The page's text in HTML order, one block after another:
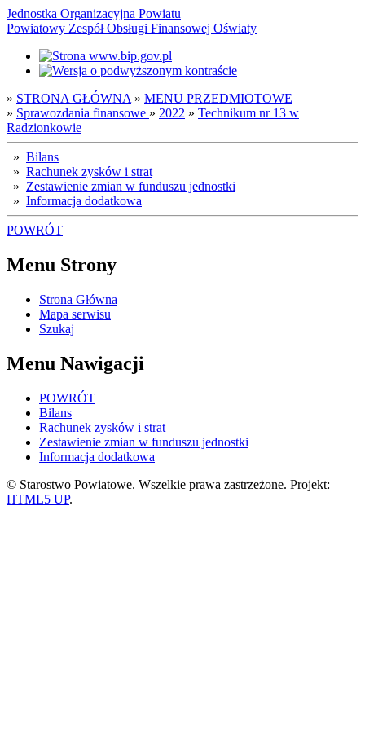
Jednostka Organizacyjna Powiatu
Powiatowy Zespół Obsługi Finansowej Oświaty
» STRONA GŁÓWNA » MENU PRZEDMIOTOWE
» Sprawozdania finansowe » 2022 » Technikum nr 13 w
Radzionkowie
» Bilans
» Rachunek zysków i strat
» Zestawienie zmian w funduszu jednostki
» Informacja dodatkowa
POWRÓT
Menu Strony
Strona Główna
Mapa serwisu
Szukaj
Menu Nawigacji
POWRÓT
Bilans
Rachunek zysków i strat
Zestawienie zmian w funduszu jednostki
Informacja dodatkowa
© Starostwo Powiatowe. Wszelkie prawa zastrzeżone. Projekt:
HTML5 UP.